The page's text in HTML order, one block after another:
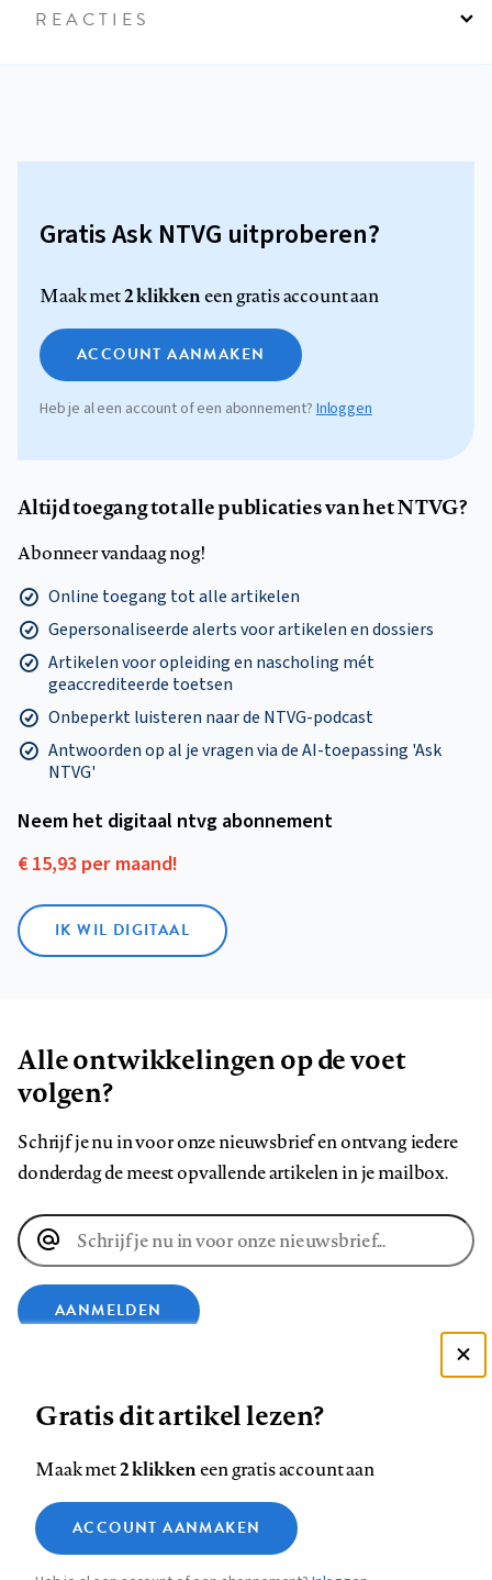
REACTIES
Gratis Ask NTVG uitproberen?
Maak met2 klikkeneen gratis account aan
ACCOUNT AANMAKEN
Heb je al een account of een abonnement?Inloggen
Altijd toegang tot alle publicaties van het NTVG?
Abonneer vandaag nog!
Online toegang tot alle artikelen
Gepersonaliseerde alerts voor artikelen en dossiers
Artikelen voor opleiding en nascholing mét
geaccrediteerde toetsen
Onbeperkt luisteren naar de NTVG-podcast
Antwoorden op al je vragen via de AI-toepassing 'Ask
NTVG'
Neem het digitaal ntvg abonnement
€ 15,93 per maand!
IK WIL DIGITAAL
Alle ontwikkelingen op de voet
volgen?
Schrijf je nu in voor onze nieuwsbrief en ontvang iedere
donderdag de meest opvallende artikelen in je mailbox.
E-
mailadres
AANMELDEN
op
Facebook
op
LinkedIn
op
Bluesky
ons
op
InstagramYouTube
Footer
Contact Colofon Disclaimer Privacy
Medische vragen verdienen
betrouwbare antwoorden
Zie onze cookie policy
Analytische cookies
Gratis dit artikel lezen?
Maak met2 klikkeneen gratis account aan
ACCOUNT AANMAKEN